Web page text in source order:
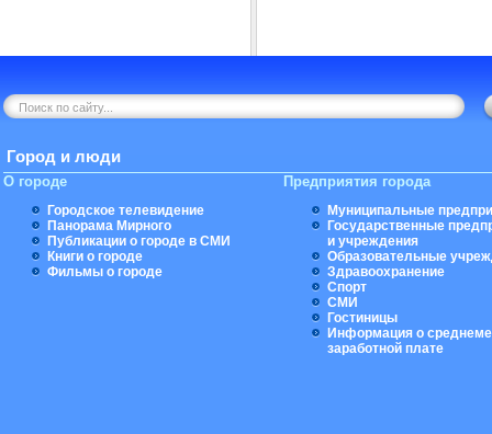
Город и люди
О городе
Городское телевидение
Панорама Мирного
Публикации о городе в СМИ
Книги о городе
Фильмы о городе
Предприятия города
Муниципальные
Государственные
и учреждения
Образовательные
Здравоохранение
Спорт
СМИ
Гостиницы
Информация о
заработной плате